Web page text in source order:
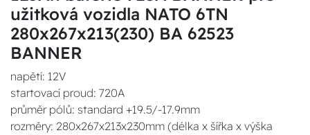
užitková vozidla NATO 6TN
280x267x213(230) BA 62523
BANNER
napětí: 12V
startovací proud: 720A
průměr pólů: standard +19.5/-17.9mm
rozměry: 280x267x213x230mm (délka x šířka x výška